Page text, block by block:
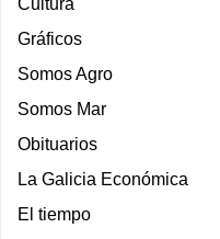
Gráficos
Somos Agro
Somos Mar
Obituarios
La Galicia Económica
El tiempo